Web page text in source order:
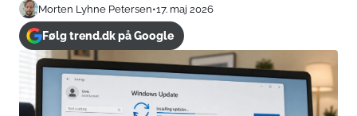
Morten Lyhne Petersen•17. maj 2026
Følg trend.dk på Google